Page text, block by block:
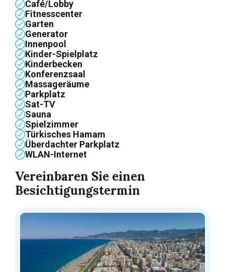
Café/Lobby
Fitnesscenter
Garten
Generator
Innenpool
Kinder-Spielplatz
Kinderbecken
Konferenzsaal
Massageräume
Parkplatz
Sat-TV
Sauna
Spielzimmer
Türkisches Hamam
Überdachter Parkplatz
WLAN-Internet
Vereinbaren Sie einen
Besichtigungstermin